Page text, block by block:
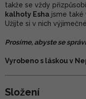
takže se vždy
kalhoty Esha jsme také
Užijte si v nich
Prosíme, abyste se
Vyrobeno s láskou v
Složení